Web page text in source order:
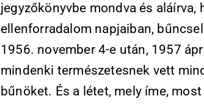
jegyzőkönyvbe mondva és aláírva,
ellenforradalom napjaiban,
1956. november 4-e után, 1957
mindenki természetesnek vett
bűnöket. És a létet, mely íme,